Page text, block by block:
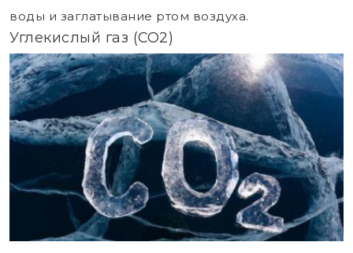
воды и заглатывание ртом воздуха.
Углекислый газ (СО2)